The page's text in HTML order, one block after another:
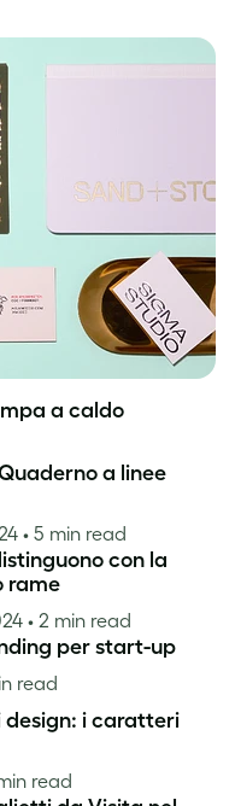
a caldo
a linee
• 5 min read
con la
rame
• 2 min read
per start-up
read
design: i caratteri
read